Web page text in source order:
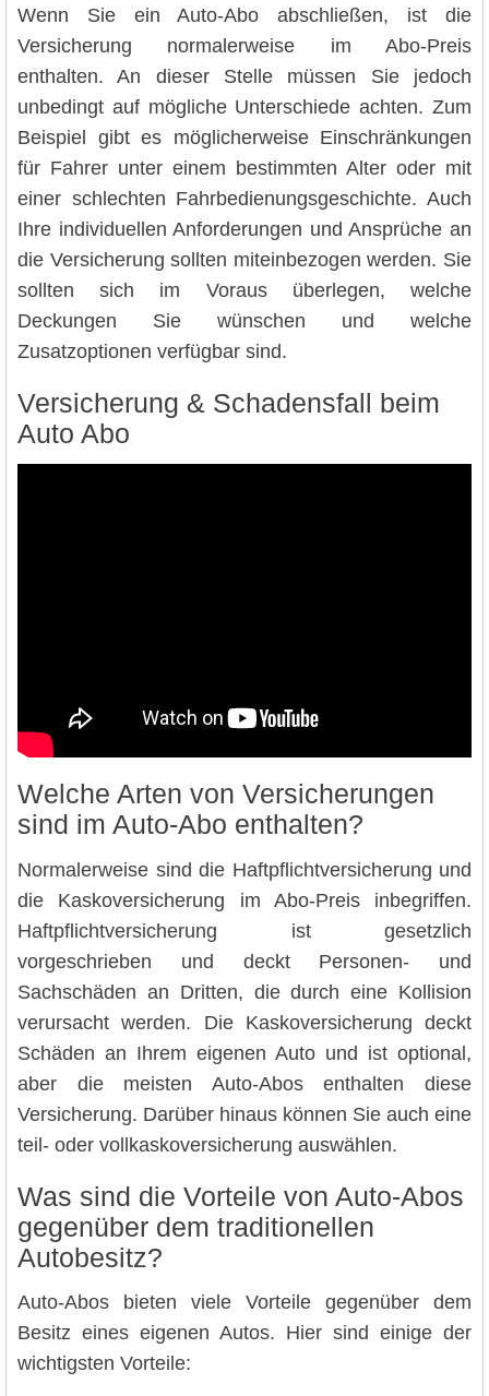
Wenn Sie ein Auto-Abo abschließen, ist die
Versicherung normalerweise im Abo-Preis
enthalten. An dieser Stelle müssen Sie jedoch
unbedingt auf mögliche Unterschiede achten. Zum
Beispiel gibt es möglicherweise Einschränkungen
für Fahrer unter einem bestimmten Alter oder mit
einer schlechten Fahrbedienungsgeschichte. Auch
Ihre individuellen Anforderungen und Ansprüche an
die Versicherung sollten miteinbezogen werden. Sie
sollten sich im Voraus überlegen, welche
Deckungen Sie wünschen und welche
Zusatzoptionen verfügbar sind.
Versicherung & Schadensfall beim
Auto Abo
Welche Arten von Versicherungen
sind im Auto-Abo enthalten?
Normalerweise sind die Haftpflichtversicherung und
die Kaskoversicherung im Abo-Preis inbegriffen.
Haftpflichtversicherung ist gesetzlich
vorgeschrieben und deckt Personen- und
Sachschäden an Dritten, die durch eine Kollision
verursacht werden. Die Kaskoversicherung deckt
Schäden an Ihrem eigenen Auto und ist optional,
aber die meisten Auto-Abos enthalten diese
Versicherung. Darüber hinaus können Sie auch eine
teil- oder vollkaskoversicherung auswählen.
Was sind die Vorteile von Auto-Abos
gegenüber dem traditionellen
Autobesitz?
Auto-Abos bieten viele Vorteile gegenüber dem
Besitz eines eigenen Autos. Hier sind einige der
wichtigsten Vorteile: